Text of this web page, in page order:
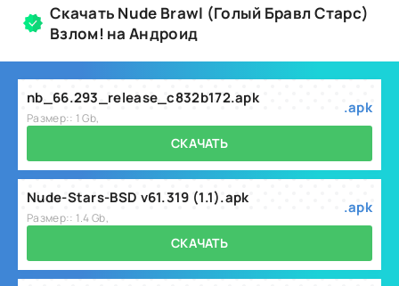
Скачать Nude Brawl (Голый Бравл Старс)
Взлом! на Андроид
nb_66.293_release_c832b172.apk
Размер:: 1 Gb,
.apk
СКАЧАТЬ
Nude-Stars-BSD v61.319 (1.1).apk
Размер:: 1.4 Gb,
.apk
СКАЧАТЬ